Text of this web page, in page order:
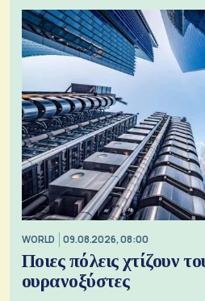
WORLD 09.08.2026, 08:00
Ποιες πόλεις χτίζουν
ουρανοξύστες